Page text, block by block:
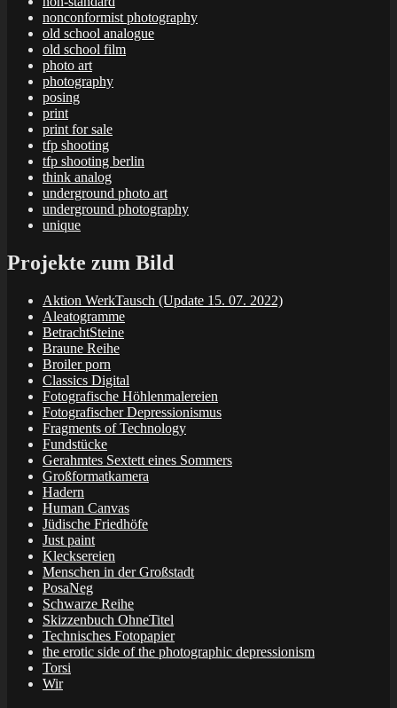
nonconformist photography
old school analogue
old school film
photo art
photography
posing
print
print for sale
tfp shooting
tfp shooting berlin
think analog
underground photo art
underground photography
unique
Projekte zum Bild
Aktion WerkTausch (Update 15. 07. 2022)
Aleatogramme
BetrachtSteine
Braune Reihe
Broiler porn
Classics Digital
Fotografische Höhlenmalereien
Fotografischer Depressionismus
Fragments of Technology
Fundstücke
Gerahmtes Sextett eines Sommers
Großformatkamera
Hadern
Human Canvas
Jüdische Friedhöfe
Just paint
Klecksereien
Menschen in der Großstadt
PosaNeg
Schwarze Reihe
Skizzenbuch OhneTitel
Technisches Fotopapier
the erotic side of the photographic depressionism
Torsi
Wir